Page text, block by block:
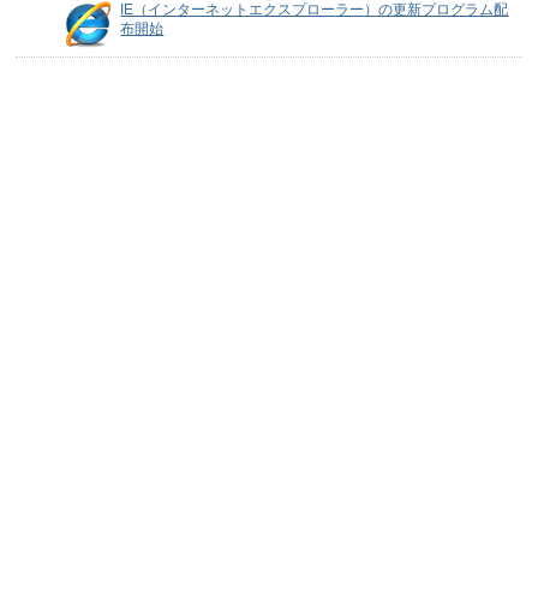
IE（インターネットエクスプローラー）の更新プログラム配
布開始